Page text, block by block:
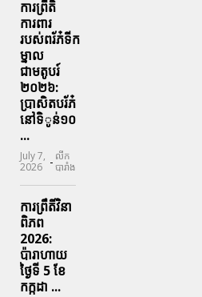
ការព្រឹតិ
ការពារ
របស់ពរ័ភ៎ទីក
ម្នាល
ជាមតូបរ៍
២០២៦:
ប្រាសិតបរ័ភ៎
នៅទិូន់១០
...
July 7,
2026 - លីក
បារាំង
ការព្រឹតិ៍វិនា
ពិភព
2026:
ប៉ារាហាយ
ថ្ងៃទី 5 ខែ
កក្កដា ...